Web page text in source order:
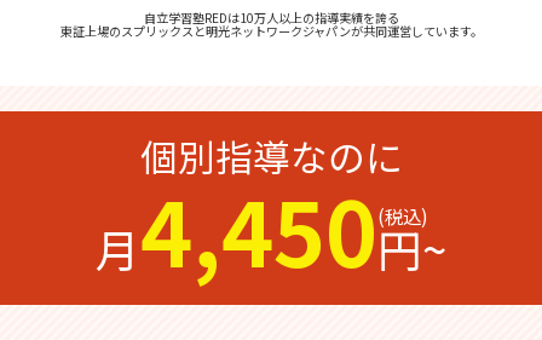
自立学習塾REDは10万人以上の指導実績を誇る
東証上場の スプリックスと明光ネットワークジャパンが共同運営しています。
個別指導なのに
月4,450円~